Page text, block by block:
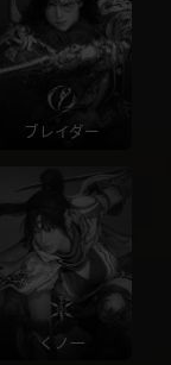
ブレイダー
くノ一